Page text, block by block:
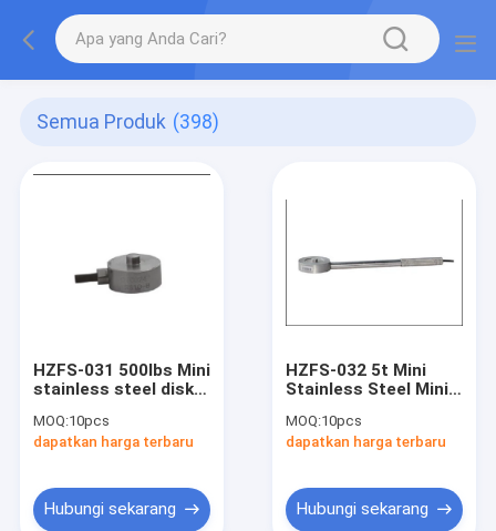
Semua Produk (398)
HZFS-031 500lbs Mini
stainless steel disk
Weight Force Sensor
IP67 Dengan 4 Inner
MOQ:10pcs
dapatkan harga terbaru
Hubungi sekarang
HZFS-032 5t Mini
Stainless Steel Mini
Sensor Untuk
Perangkat Kompresi
MOQ:10pcs
dapatkan harga terbaru
Hubungi sekarang